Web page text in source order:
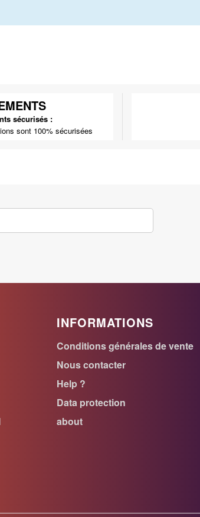
sécurisés :
sont 100% sécurisées
INFORMATIONS
Conditions générales de vente
Nous contacter
Help ?
Data protection
about